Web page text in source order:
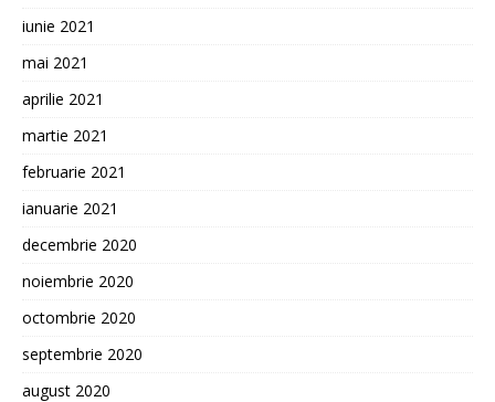
iunie 2021
mai 2021
aprilie 2021
martie 2021
februarie 2021
ianuarie 2021
decembrie 2020
noiembrie 2020
octombrie 2020
septembrie 2020
august 2020